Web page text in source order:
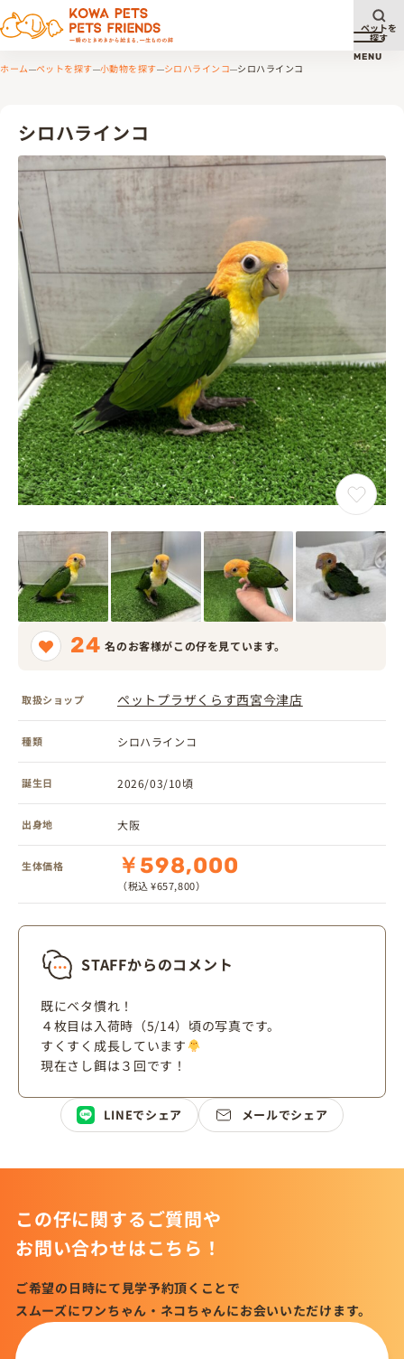
メニ
MENU
ペットを
探す
ホーム ペットを探す 小動物を探す シロハラインコ シロハラインコ
シロハラインコ
24 名のお客様がこの仔を見ています。
取扱ショップ ペットプラザくらす西宮今津店
種類 シロハラインコ
誕生日 2026/03/10頃
出身地 大阪
生体価格 ￥598,000
（税込 ¥657,800）
STAFFからのコメント
既にベタ慣れ！
４枚目は入荷時（5/14）頃の写真です。
すくすく成長しています
現在さし餌は３回です！
LINEでシェア メールでシェア
この仔に関するご質問や
お問い合わせはこちら！
ご希望の日時にて見学予約頂くことで
スムーズにワンちゃん・ネコちゃんにお会いいただけます。